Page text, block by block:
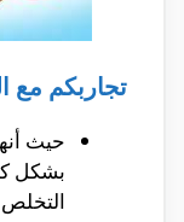
تجاربكم مع
حيث
بشكل